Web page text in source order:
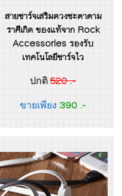
สายชาร์จเสริมดวงชะตาตาม
ราศีเกิด ของแท้จาก Rock
Accessories รองรับ
เทคโนโลยีชาร์จไว
ปกติ 520 .-
ขายเพียง 390 .-